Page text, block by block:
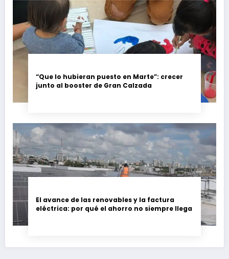
“Que lo hubieran puesto en Marte”: crecer
junto al booster de Gran Calzada
El avance de las renovables y la factura
eléctrica: por qué el ahorro no siempre llega